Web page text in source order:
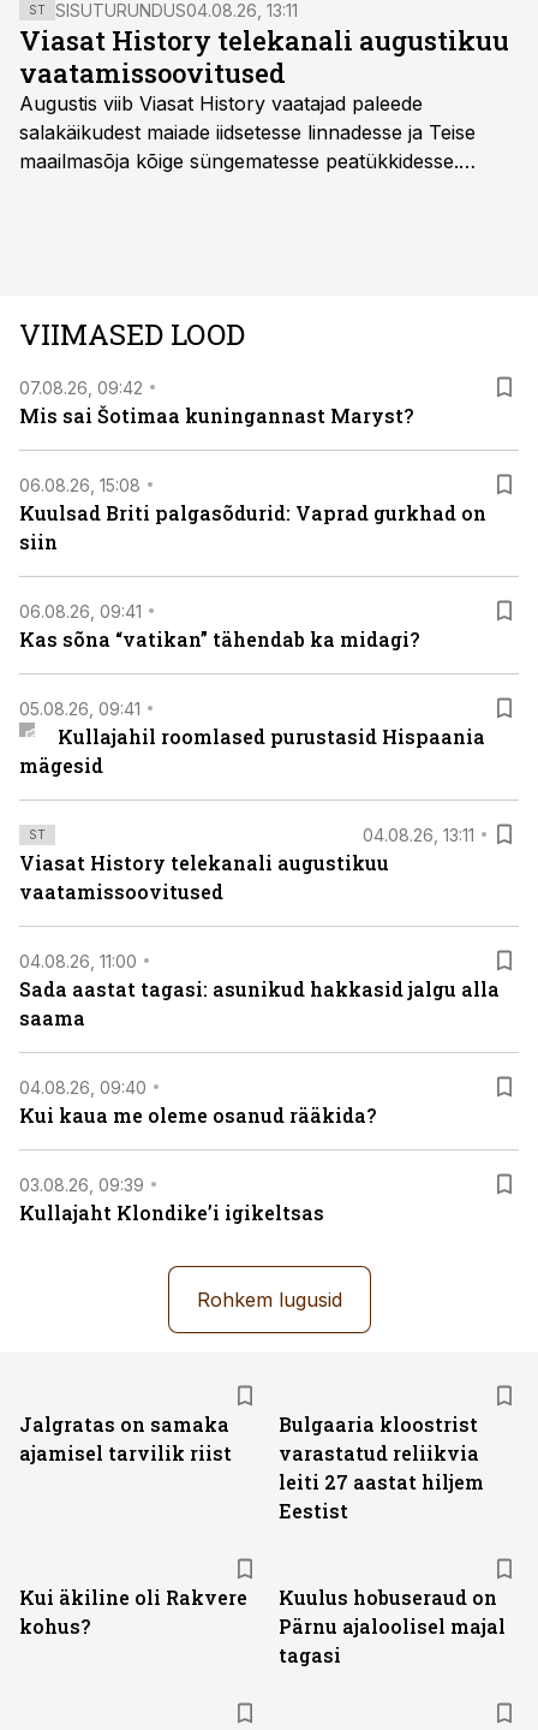
ST SISUTURUNDUS04.08.26, 13:11
Viasat History telekanali augustikuu
vaatamissoovitused
Augustis viib Viasat History vaatajad paleede
salakäikudest maiade iidsetesse linnadesse ja Teise
maailmasõja kõige süngematesse peatükkidesse.
viasathistory.eu/ee
VIIMASED LOOD
07.08.26, 09:42
Mis sai Šotimaa kuningannast Maryst?
06.08.26, 15:08
Kuulsad Briti palgasõdurid: Vaprad gurkhad on
siin
06.08.26, 09:41
Kas sõna “vatikan” tähendab ka midagi?
05.08.26, 09:41
Kullajahil roomlased purustasid Hispaania
mägesid
ST 04.08.26, 13:11
Viasat History telekanali augustikuu
vaatamissoovitused
04.08.26, 11:00
Sada aastat tagasi: asunikud hakkasid jalgu alla
saama
04.08.26, 09:40
Kui kaua me oleme osanud rääkida?
03.08.26, 09:39
Kullajaht Klondike’i igikeltsas
Rohkem lugusid
Jalgratas on samaka
ajamisel tarvilik riist
Bulgaaria kloostrist
varastatud reliikvia
leiti 27 aastat hiljem
Eestist
Kui äkiline oli Rakvere
kohus?
Kuulus hobuseraud on
Pärnu ajaloolisel majal
tagasi